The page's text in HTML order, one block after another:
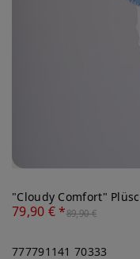
"Cloudy Comfort"
79,90 € *89,90 €
777791141 70333